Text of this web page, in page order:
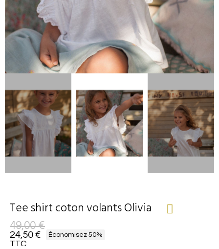
Tee shirt coton volants Olivia
49,00 €
24,50 € Économisez 50%
TTC